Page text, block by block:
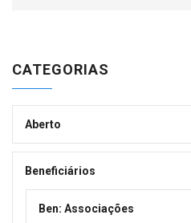
CATEGORIAS
Aberto
Beneficiários
Ben: Associações